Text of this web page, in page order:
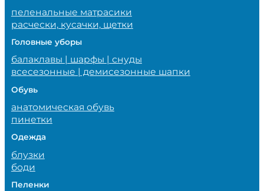
пеленальные матрасики
расчески, кусачки, щетки
Головные уборы
балаклавы | шарфы | снуды
всесезонные | демисезонные шапки
Обувь
анатомическая обувь
пинетки
Одежда
блузки
боди
Пеленки